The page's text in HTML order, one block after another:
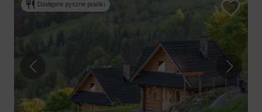
Dostępne pyszne posiłki